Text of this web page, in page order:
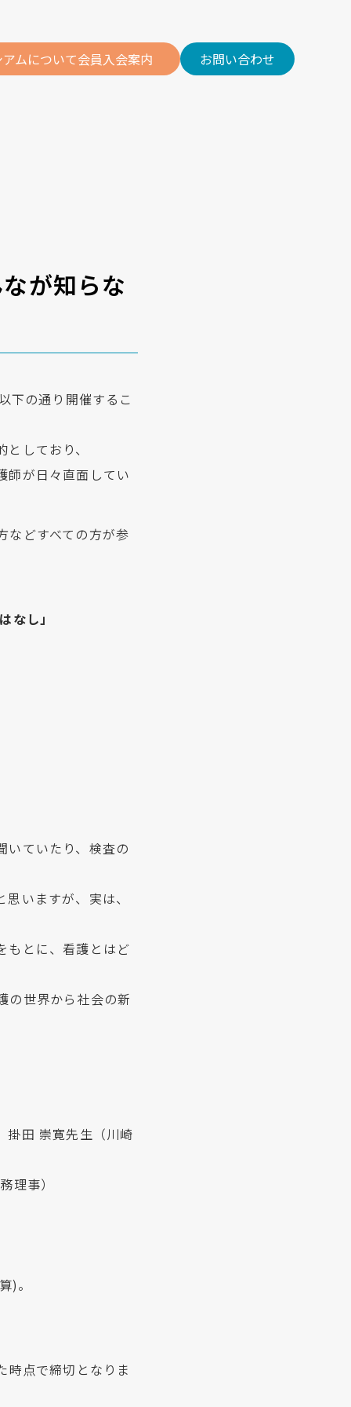
ムについて会員入会案内 お問い合わせ
が知らな
下の通り開催するこ
しており、
師が日々直面してい
などすべての方が参
なし」
いていたり、検査の
いますが、実は、
もとに、看護とはど
の世界から社会の新
掛田 崇寛先生（川崎
事）
)。
時点で締切となりま